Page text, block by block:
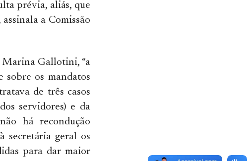
prévia, aliás, que
a Comissão
Marina Gallotini, “a
sobre os mandatos
de três casos
servidores) e da
há recondução
secretária geral os
para dar maior